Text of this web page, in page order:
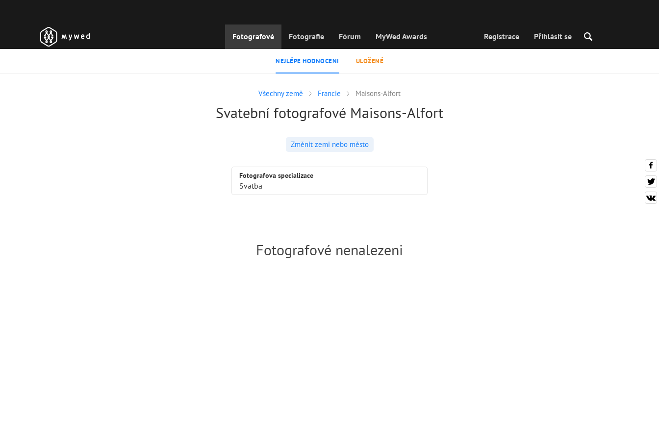
Fotografové Fotografie Fórum MyWed Awards Registrace Přihlásit se
NEJLÉPE HODNOCENI ULOŽENÉ
Všechny země Francie Maisons-Alfort
Svatební fotografové Maisons-Alfort
Změnit zemi nebo město
Fotografova specializace
Svatba
Fotografové nenalezeni